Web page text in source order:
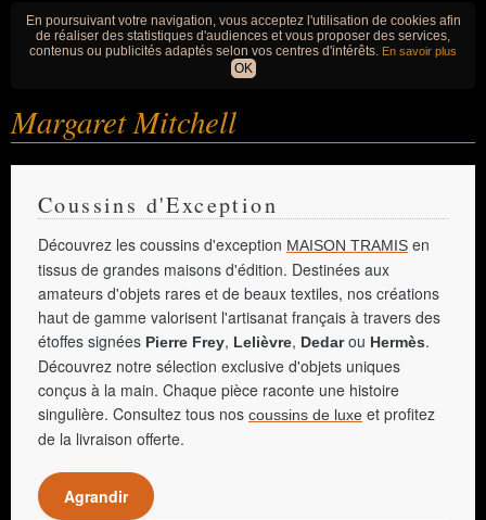
En poursuivant votre navigation, vous acceptez l'utilisation de cookies afin
de réaliser des statistiques d'audiences et vous proposer des services,
contenus ou publicités adaptés selon vos centres d'intérêts. En savoir plus
OK
Margaret Mitchell
Coussins d'Exception
Découvrez les coussins d'exception MAISON TRAMIS en
tissus de grandes maisons d'édition. Destinées aux
amateurs d'objets rares et de beaux textiles, nos créations
haut de gamme valorisent l'artisanat français à travers des
étoffes signées Pierre Frey, Lelièvre, Dedarou Hermès.
Découvrez notre sélection exclusive d'objets uniques
conçus à la main. Chaque pièce raconte une histoire
singulière. Consultez tous nos coussins de luxe et profitez
de la livraison offerte.
Agrandir